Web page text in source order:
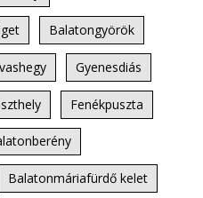
Balatongyörök
Gyenesdiás
Fenékpuszta
Balatonmáriafürdő kelet